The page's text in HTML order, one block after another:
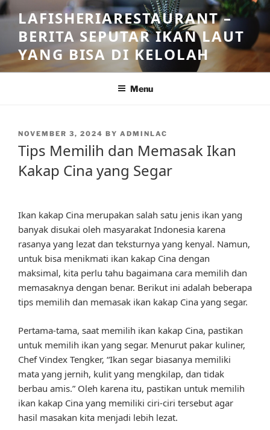
Skip
to
content
LAFISHERIARESTAURANT –
BERITA SEPUTAR IKAN LAUT
YANG BISA DI KELOLAH
Menu
POSTED
ON
NOVEMBER 3, 2024 BY ADMINLAC
Tips Memilih dan Memasak Ikan
Kakap Cina yang Segar
Ikan kakap Cina merupakan salah satu jenis ikan yang
banyak disukai oleh masyarakat Indonesia karena
rasanya yang lezat dan teksturnya yang kenyal. Namun,
untuk bisa menikmati ikan kakap Cina dengan
maksimal, kita perlu tahu bagaimana cara memilih dan
memasaknya dengan benar. Berikut ini adalah beberapa
tips memilih dan memasak ikan kakap Cina yang segar.
Pertama-tama, saat memilih ikan kakap Cina, pastikan
untuk memilih ikan yang segar. Menurut pakar kuliner,
Chef Vindex Tengker, “Ikan segar biasanya memiliki
mata yang jernih, kulit yang mengkilap, dan tidak
berbau amis.” Oleh karena itu, pastikan untuk memilih
ikan kakap Cina yang memiliki ciri-ciri tersebut agar
hasil masakan kita menjadi lebih lezat.